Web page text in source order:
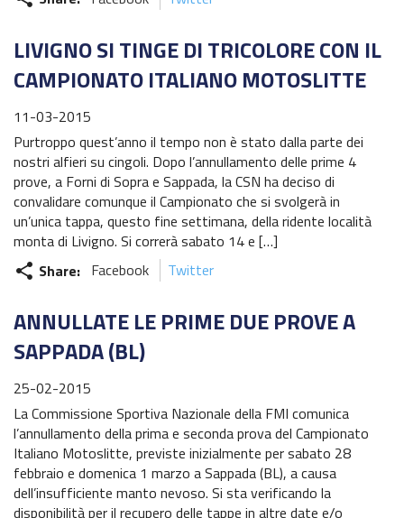
Regionale Enduro
Piloti Enduro
Albo d’oro Italiano Enduro
Archivio Stagioni Italiano Enduro
Recensioni e test
Contatti
LIVIGNO SI TINGE DI TRICOLORE CON IL
CAMPIONATO ITALIANO MOTOSLITTE
11-03-2015
Purtroppo quest’anno il tempo non è stato dalla parte dei
nostri alfieri su cingoli. Dopo l’annullamento delle prime 4
prove, a Forni di Sopra e Sappada, la CSN ha deciso di
convalidare comunque il Campionato che si svolgerà in
un’unica tappa, questo fine settimana, della ridente località
monta di Livigno. Si correrà sabato 14 e […]
share Share: Facebook Twitter
ANNULLATE LE PRIME DUE PROVE A
SAPPADA (BL)
25-02-2015
La Commissione Sportiva Nazionale della FMI comunica
l’annullamento della prima e seconda prova del Campionato
Italiano Motoslitte, previste inizialmente per sabato 28
febbraio e domenica 1 marzo a Sappada (BL), a causa
dell’insufficiente manto nevoso. Si sta verificando la
disponibilità per il recupero delle tappe in altre date e/o